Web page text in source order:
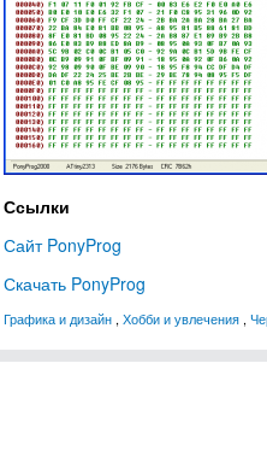
Ссылки
Сайт PonyProg
Скачать PonyProg
Графика и дизайн , Хобби и увлечения ,